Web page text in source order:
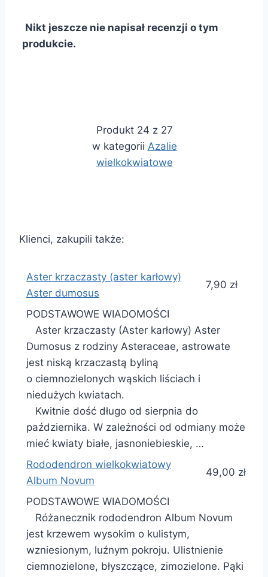
Nikt jeszcze nie napisał recenzji o tym
produkcie.
Produkt 24 z 27
w kategorii Azalie
wielkokwiatowe
Klienci, zakupili także:
Aster krzaczasty (aster karłowy)
Aster dumosus
7,90 zł
PODSTAWOWE WIADOMOŚCI
Aster krzaczasty (Aster karłowy) Aster
Dumosus z rodziny Asteraceae, astrowate
jest niską krzaczastą byliną
o ciemnozielonych wąskich liściach i
niedużych kwiatach.
Kwitnie dość długo od sierpnia do
października. W zależności od odmiany może
mieć kwiaty białe, jasnoniebieskie, …
Rododendron wielkokwiatowy
Album Novum
49,00 zł
PODSTAWOWE WIADOMOŚCI
Różanecznik rododendron Album Novum
jest krzewem wysokim o kulistym,
wzniesionym, luźnym pokroju. Ulistnienie
ciemnozielone, błyszczące, zimozielone. Pąki